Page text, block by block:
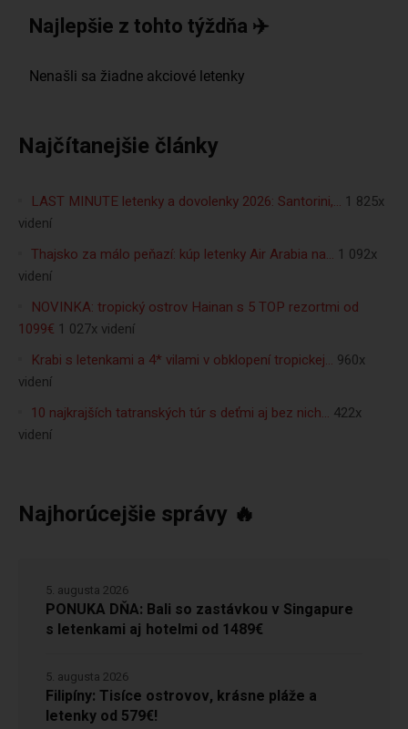
Najlepšie z tohto týždňa ✈️
Najčítanejšie články
LAST MINUTE letenky a dovolenky 2026: Santorini,… 1 825x
videní
Thajsko za málo peňazí: kúp letenky Air Arabia na… 1 092x
videní
NOVINKA: tropický ostrov Hainan s 5 TOP rezortmi od
1099€ 1 027x videní
Krabi s letenkami a 4* vilami v obklopení tropickej… 960x
videní
10 najkrajších tatranských túr s deťmi aj bez nich… 422x
videní
Najhorúcejšie správy 🔥
PONUKA DŇA: Bali so zastávkou v Singapure
s letenkami aj hotelmi od 1489€
5. augusta 2026
Filipíny: Tisíce ostrovov, krásne pláže a
letenky od 579€!
5. augusta 2026